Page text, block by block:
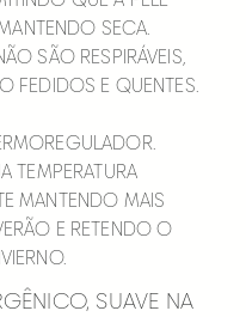
SECA.
SÃO RESPIRÁVEIS,
FEDIDOS E QUENTES.
TEMPERATURA
MANTENDO MAIS
E RETENDO O
SUAVE NA